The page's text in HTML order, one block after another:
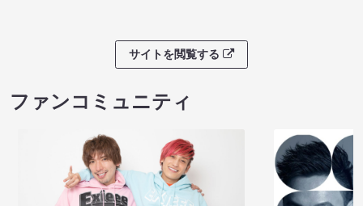
サイトを閲覧する
ファンコミュニティ